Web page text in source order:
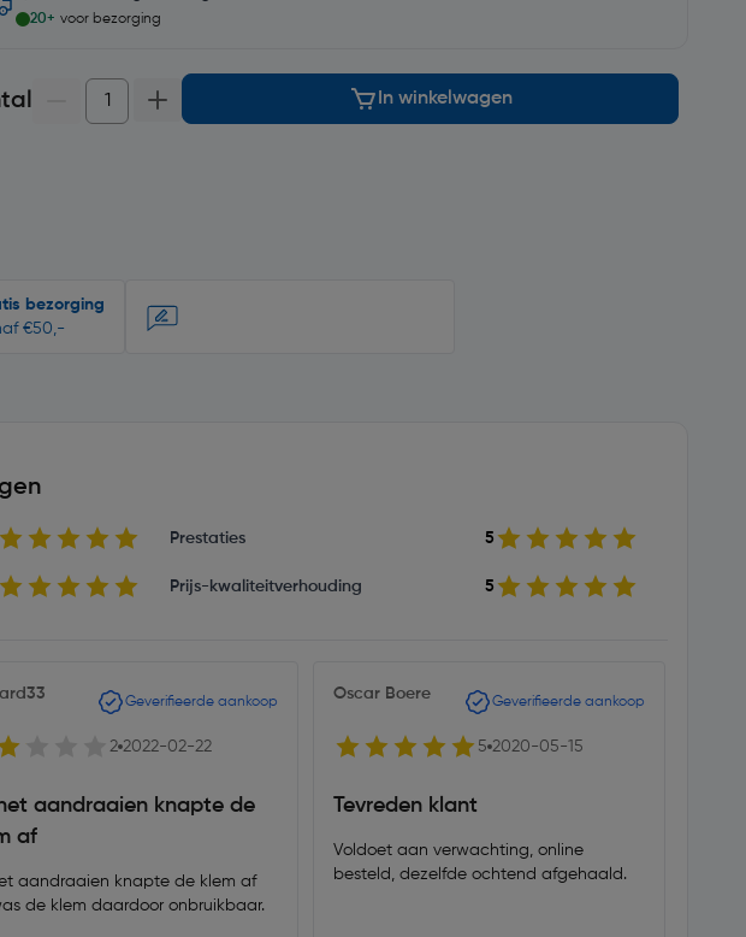
20+ voor bezorging
In winkelwagen
bezorging
€50,-
Prestaties 5
Prijs-kwaliteitverhouding 5
Geverifieerde aankoop
2 2022-02-22
aandraaien knapte de
af
aandraaien knapte de klem af
de klem daardoor onbruikbaar.
Oscar Boere Geverifieerde aankoop
5 2020-05-15
Tevreden klant
Voldoet aan verwachting, online
besteld, dezelfde ochtend afgehaald.